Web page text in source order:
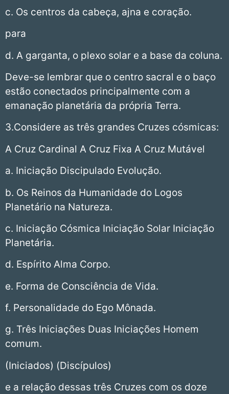
c. Os centros da cabeça, ajna e coração.
para
d. A garganta, o plexo solar e a base da coluna.
Deve-se lembrar que o centro sacral e o baço
estão conectados principalmente com a
emanação planetária da própria Terra.
3.Considere as três grandes Cruzes cósmicas:
A Cruz Cardinal A Cruz Fixa A Cruz Mutável
a. Iniciação Discipulado Evolução.
b. Os Reinos da Humanidade do Logos
Planetário na Natureza.
c. Iniciação Cósmica Iniciação Solar Iniciação
Planetária.
d. Espírito Alma Corpo.
e. Forma de Consciência de Vida.
f. Personalidade do Ego Mônada.
g. Três Iniciações Duas Iniciações Homem
comum.
(Iniciados) (Discípulos)
e a relação dessas três Cruzes com os doze